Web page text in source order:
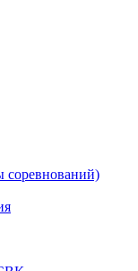
соревнований)